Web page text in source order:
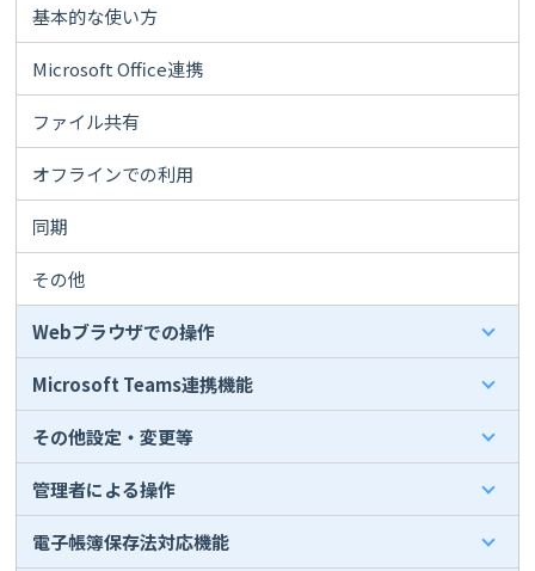
基本的な使い方
Microsoft Office連携
ファイル共有
オフラインでの利用
同期
その他
Webブラウザでの操作
Microsoft Teams連携機能
その他設定・変更等
管理者による操作
電子帳簿保存法対応機能